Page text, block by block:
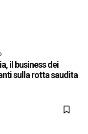
il business dei
sulla rotta saudita